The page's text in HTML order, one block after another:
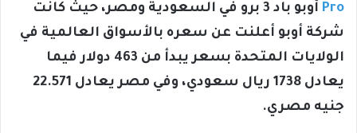
Pro
أوبو باد 3 برو في السعودية ومصر، حيث كانت
شركة أوبو أعلنت عن سعره بالأسواق العالمية في
الولايات المتحدة بسعر يبدأ من 463 دولار فيما
يعادل 1738 ريال سعودي، وفي مصر يعادل 22.571
جنيه مصري.